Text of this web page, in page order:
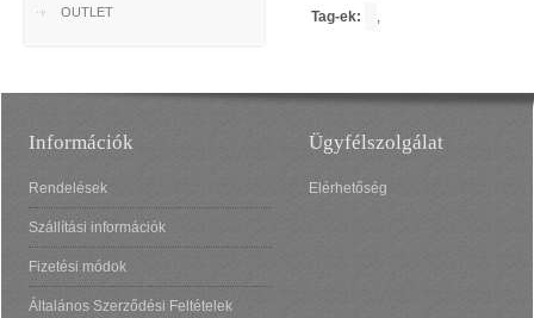
OUTLET Tag-ek: ,
Információk
Rendelések
Szállítási információk
Fizetési módok
Általános Szerződési Feltételek
Ügyfélszolgálat
Elérhetőség